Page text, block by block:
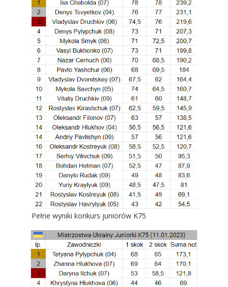
Pełne wyniki konkurs juniorów K75